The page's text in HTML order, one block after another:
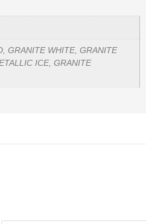
GRANITE WHITE, GRANITE
ICE, GRANITE